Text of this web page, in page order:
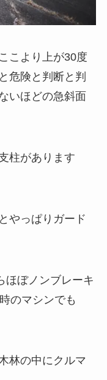
こより上が30度
危険と判断と判
いほどの急斜面
柱があります
やっぱりガード
ほぼノンブレーキ
のマシンでも
林の中にクルマ